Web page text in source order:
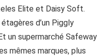
Elite et Daisy Soft.
d’un Piggly
un supermarché Safeway
mêmes marques, plus